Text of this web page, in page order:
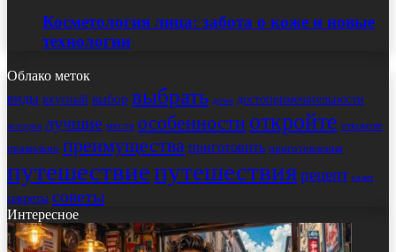
Косметология лица: забота о коже и новые
технологии
Облако меток
виды вкусный выбор выбрать дома достопримечательности
история лучшие места особенности откройте открытие
правильно преимущества приготовить приготовления
путешествиепутешествиярецепт салат
секреты советы
Интересное